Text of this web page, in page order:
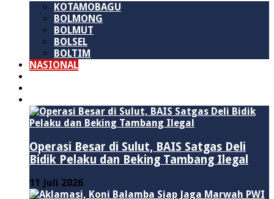
KOTAMOBAGU
BOLMONG
BOLMUT
BOLSEL
BOLTIM
NASIONAL
Operasi Besar di Sulut, BAIS Satgas Deli
Bidik Pelaku dan Beking Tambang Ilegal
11 Juli 2026